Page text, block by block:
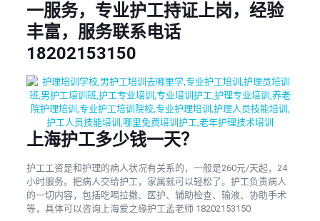
一服务，专业护工持证上岗，经验
丰富，服务联系电话
18202153150
上海护工多少钱一天？
护工工资是和护理的病人状况有关系的，一般是260元/天起，24
小时服务。把病人交给护工，家属就可以轻松了。护工负责病人
的一切内容，包括吃喝拉撒、医护、辅助检查、输液、协助手术
等，具体可以咨询上海爱之缘护工孟老师 18202153150